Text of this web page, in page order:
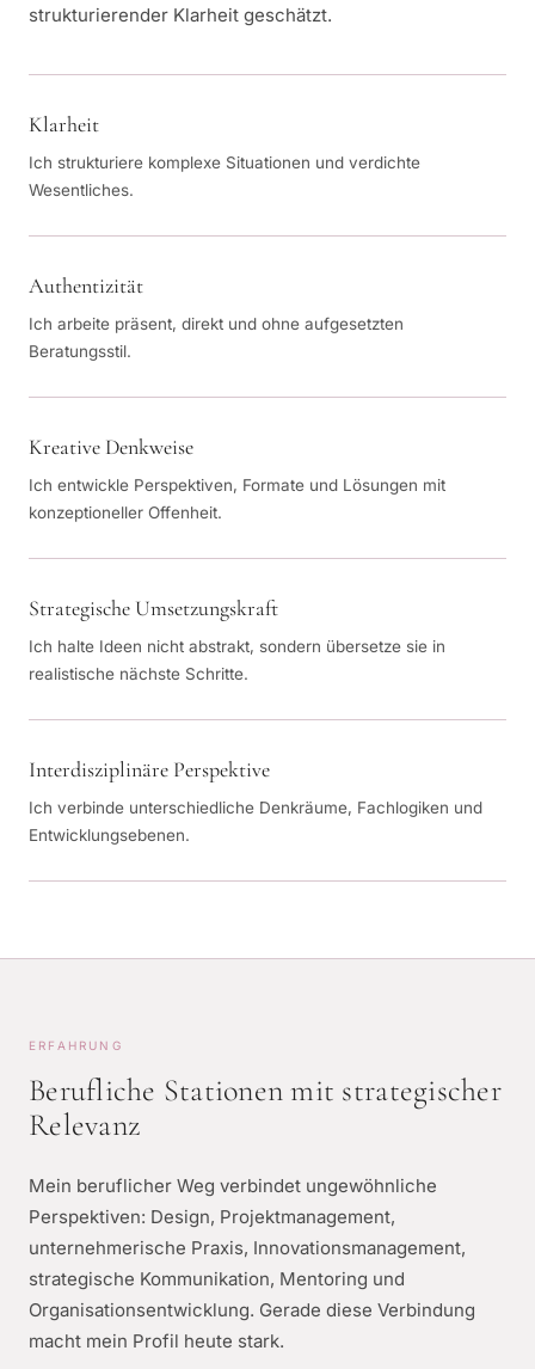
strukturierender Klarheit geschätzt.
Klarheit
Ich strukturiere komplexe Situationen und verdichte
Wesentliches.
Authentizität
Ich arbeite präsent, direkt und ohne aufgesetzten
Beratungsstil.
Kreative Denkweise
Ich entwickle Perspektiven, Formate und Lösungen mit
konzeptioneller Offenheit.
Strategische Umsetzungskraft
Ich halte Ideen nicht abstrakt, sondern übersetze sie in
realistische nächste Schritte.
Interdisziplinäre Perspektive
Ich verbinde unterschiedliche Denkräume, Fachlogiken und
Entwicklungsebenen.
ERFAHRUNG
Berufliche Stationen mit strategischer
Relevanz
Mein beruflicher Weg verbindet ungewöhnliche
Perspektiven: Design, Projektmanagement,
unternehmerische Praxis, Innovationsmanagement,
strategische Kommunikation, Mentoring und
Organisationsentwicklung. Gerade diese Verbindung
macht mein Profil heute stark.